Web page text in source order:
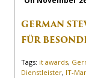
GERMAN
FÜR
Tags: it awards,
Dienstleister, IT-